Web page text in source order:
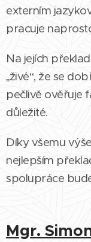
externím
pracuje
Na jejích
„živé“, že se
pečlivě ověřuje
důležité.
Díky všemu
nejlepším
spolupráce
Mgr.